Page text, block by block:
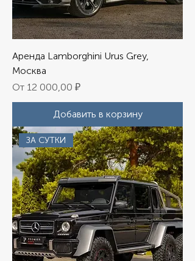
Аренда Lamborghini Urus Grey,
Москва
От 12 000,00 ₽
Цена со скидкой
Добавить в корзину
ЗА СУТКИ